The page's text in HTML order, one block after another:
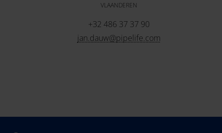
VLAANDEREN
+32 486 37 37 90
jan.dauw@pipelife.com